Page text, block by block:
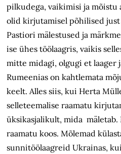
pilkudega, vaikimisi ja mõistu
olid kirjutamisel põhilised
Pastiori mälestused ja
ise ühes töölaagris, vaikis
mitte midagi, olgugi et laager
Rumeenias on kahtlemata
keelt. Alles siis, kui Herta
selleteemalise raamatu
üksikasjalikult, mida
raamatu koos. Mõlemad
sunnitöölaagreid Ukrainas,